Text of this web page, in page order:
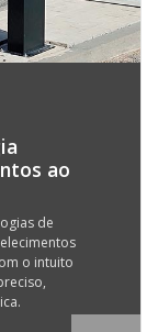
ao
de
o intuito